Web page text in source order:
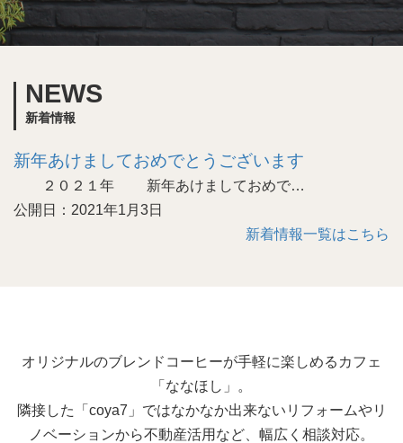
NEWS
新着情報
新年あけましておめでとうございます
２０２１年 新年あけましておめで…
公開日：2021年1月3日
新着情報一覧はこちら
オリジナルのブレンドコーヒーが手軽に楽しめるカフェ
「ななほし」。
隣接した「coya7」ではなかなか出来ないリフォームやリ
ノベーションから不動産活用など、幅広く相談対応。